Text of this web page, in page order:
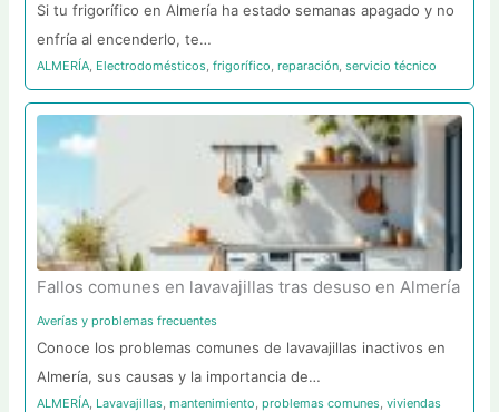
Si tu frigorífico en Almería ha estado semanas apagado y no
enfría al encenderlo, te…
ALMERÍA, Electrodomésticos,frigorífico,reparación,servicio técnico
Fallos comunes en lavavajillas tras desuso en Almería
Averías y problemas frecuentes
Conoce los problemas comunes de lavavajillas inactivos en
Almería, sus causas y la importancia de…
ALMERÍA, Lavavajillas,mantenimiento,problemas comunes,viviendas